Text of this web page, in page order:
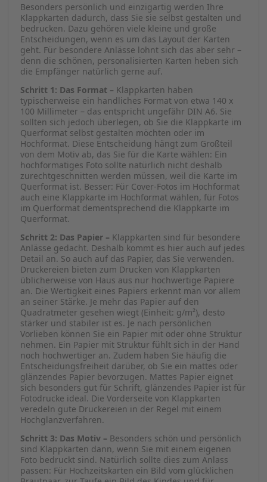
Besonders persönlich und einzigartig werden Ihre
Klappkarten dadurch, dass Sie sie selbst gestalten und
bedrucken. Dazu gehören viele kleine und große
Entscheidungen, wenn es um das Layout der Karten
geht. Für besondere Anlässe lohnt sich das aber sehr –
denn die schönen, personalisierten Karten heben sich
die Empfänger natürlich gerne auf.
Schritt 1: Das Format – Klappkarten haben
typischerweise ein handliches Format von etwa 140 x
100 Millimeter – das entspricht ungefähr DIN A6. Sie
sollten sich jedoch überlegen, ob Sie die Klappkarte im
Querformat selbst gestalten möchten oder im
Hochformat. Diese Entscheidung hängt zum Großteil
von dem Motiv ab, das Sie für die Karte wählen: Ein
hochformatiges Foto sollte natürlich nicht deshalb
zurechtgeschnitten werden müssen, weil die Karte im
Querformat ist. Besser: Für Cover-Fotos im Hochformat
auch eine Klappkarte im Hochformat wählen, für Fotos
im Querformat dementsprechend die Klappkarte im
Querformat.
Schritt 2: Das Papier – Klappkarten sind für besondere
Anlässe gedacht. Deshalb kommt es hier auch auf jedes
Detail an. So auch auf das Papier, das Sie verwenden.
Druckereien bieten zum Drucken von Klappkarten
üblicherweise von Haus aus nur hochwertige Papiere
an. Die Wertigkeit eines Papiers erkennt man vor allem
an seiner Stärke. Je mehr das Papier auf den
Quadratmeter gesehen wiegt (Einheit: g/m²), desto
stärker und stabiler ist es. Je nach persönlichen
Vorlieben können Sie ein Papier mit oder ohne Struktur
nehmen. Ein Papier mit Struktur fühlt sich in der Hand
noch hochwertiger an. Zudem haben Sie häufig die
Entscheidungsfreiheit darüber, ob Sie ein mattes oder
glänzendes Papier bevorzugen. Mattes Papier eignet
sich besonders gut für Schrift, glänzendes Papier ist für
Fotodrucke ideal. Die Vorderseite von Klappkarten
veredeln gute Druckereien in der Regel mit einem
Hochglanzverfahren.
Schritt 3: Das Motiv – Besonders schön und persönlich
sind Klappkarten dann, wenn Sie mit einem eigenen
Foto bedruckt sind. Natürlich sollte dies zum Anlass
passen: Für Hochzeitskarten ein Bild vom glücklichen